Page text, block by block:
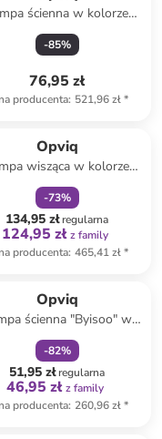
ścienna w kolorze
czarnym - wys.
25 cm
-85%
76,95 zł
producenta: 521,96 zł*
Opviq
wisząca w kolorze
- wys. 80 x Ø
32 cm
-73%
134,95 złregularna
124,95 zł z family
producenta: 465,41 zł*
Opviq
ścienna "Byisoo" w
złotym - Ø 30 cm
-82%
51,95 złregularna
46,95 zł z family
producenta: 260,96 zł*